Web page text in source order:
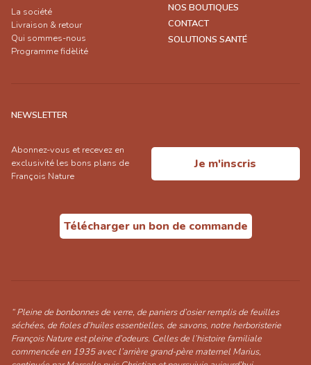
La société
Livraison & retour
Qui sommes-nous
Programme fidèlité
NOS BOUTIQUES
CONTACT
SOLUTIONS SANTÉ
NEWSLETTER
Abonnez-vous et recevez en
exclusivité les bons plans de
François Nature
Je m'inscris
Télécharger un bon de commande
“ Pleine de bonbonnes de verre, de paniers d’osier remplis de feuilles
séchées, de fioles d’huiles essentielles, de savons, notre herboristerie
François Nature est pleine d’odeurs. Celles de l’histoire familiale
commencée en 1935 avec l’arrière grand-père maternel Marius,